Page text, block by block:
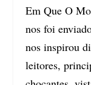
Em Que O
nos foi
nos inspirou
leitores,